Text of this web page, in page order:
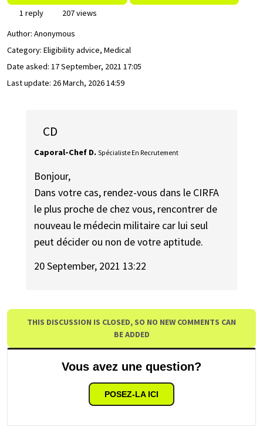
1 reply
207 views
Author: Anonymous
Category: Eligibility advice, Medical
Date asked: 17 September, 2021 17:05
Last update: 26 March, 2026 14:59
CD
Caporal-Chef D. Spécialiste En Recrutement
Bonjour,
Dans votre cas, rendez-vous dans le CIRFA
le plus proche de chez vous, rencontrer de
nouveau le médecin militaire car lui seul
peut décider ou non de votre aptitude.
20 September, 2021 13:22
THIS DISCUSSION IS CLOSED, SO NO NEW COMMENTS CAN
BE ADDED
Vous avez une question?
POSEZ-LA ICI